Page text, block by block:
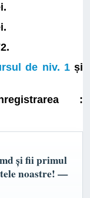
de niv. 1și
:
și fii primul
noastre! —